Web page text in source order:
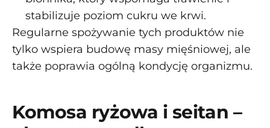
stabilizuje poziom cukru we krwi.
Regularne spożywanie tych produktów nie
tylko wspiera budowę masy mięśniowej, ale
także poprawia ogólną kondycję organizmu.
Komosa ryżowa i seitan –